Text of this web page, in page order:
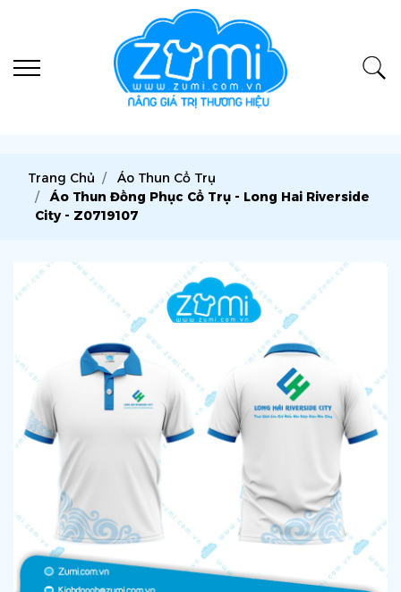
Trang Chủ
Áo Thun Cổ Trụ
Áo Thun Đồng Phục Cổ Trụ - Long Hai Riverside
City - Z0719107